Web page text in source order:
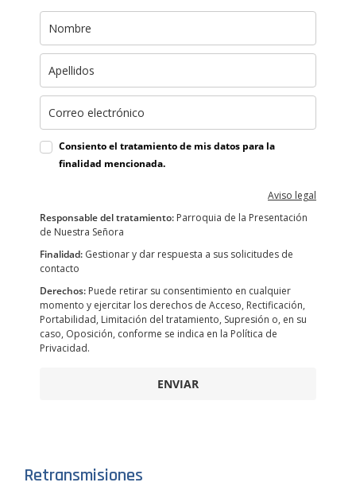
Consiento el tratamiento de mis datos para la
finalidad mencionada.
Aviso legal
Responsable del tratamiento: Parroquia de la Presentación
de Nuestra Señora
Finalidad: Gestionar y dar respuesta a sus solicitudes de
contacto
Derechos: Puede retirar su consentimiento en cualquier
momento y ejercitar los derechos de Acceso, Rectificación,
Portabilidad, Limitación del tratamiento, Supresión o, en su
caso, Oposición, conforme se indica en la Política de
Privacidad.
ENVIAR
Retransmisiones